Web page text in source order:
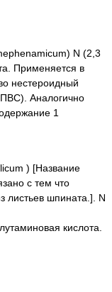
N (2,3
Применяется в
нестероидный
Аналогично
1
) [Название
с тем что
листьев шпината.]. N
кислота.